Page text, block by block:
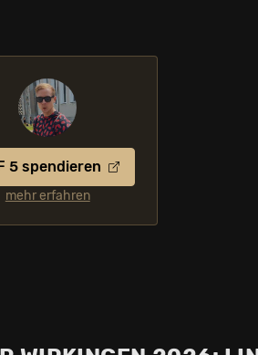
5 spendieren
mehr erfahren